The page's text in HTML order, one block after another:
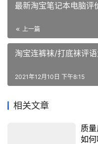
最新淘宝笔记本电脑评
上一篇
淘宝连裤袜/打底袜评
2021年12月10日 下午8:15
相关文章
质
如